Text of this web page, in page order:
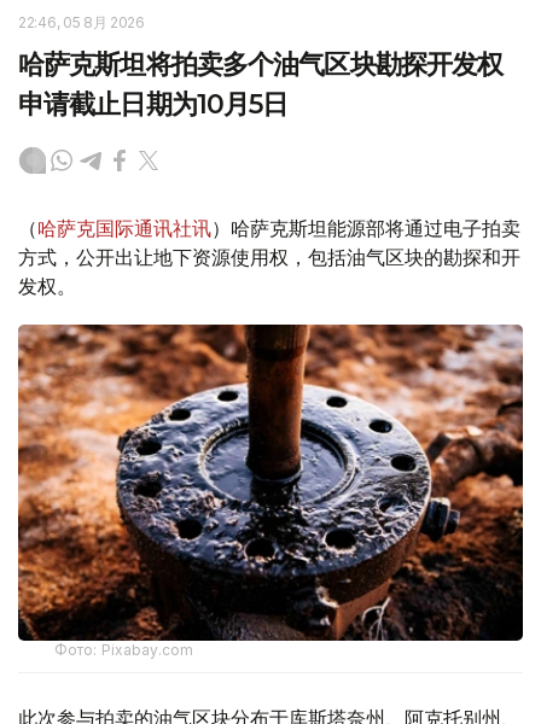
22:46, 05 8月 2026
哈萨克斯坦将拍卖多个油气区块勘探开发权
申请截止日期为10月5日
（哈萨克国际通讯社讯）哈萨克斯坦能源部将通过电子拍卖
方式，公开出让地下资源使用权，包括油气区块的勘探和开
发权。
Фото: Pixabay.com
此次参与拍卖的油气区块分布于库斯塔奈州、阿克托别州、